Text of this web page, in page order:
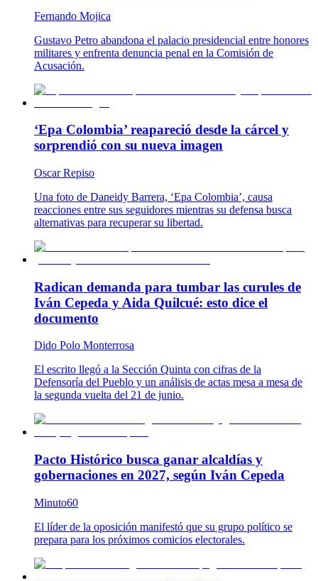
Fernando Mojica
Gustavo Petro abandona el palacio presidencial entre honores
militares y enfrenta denuncia penal en la Comisión de
Acusación.
‘Epa Colombia’ reapareció desde la cárcel y
sorprendió con su nueva imagen
Oscar Repiso
Una foto de Daneidy Barrera, ‘Epa Colombia’, causa
reacciones entre sus seguidores mientras su defensa busca
alternativas para recuperar su libertad.
Radican demanda para tumbar las curules de
Iván Cepeda y Aida Quilcué: esto dice el
documento
Dido Polo Monterrosa
El escrito llegó a la Sección Quinta con cifras de la
Defensoría del Pueblo y un análisis de actas mesa a mesa de
la segunda vuelta del 21 de junio.
Pacto Histórico busca ganar alcaldías y
gobernaciones en 2027, según Iván Cepeda
Minuto60
El líder de la oposición manifestó que su grupo político se
prepara para los próximos comicios electorales.